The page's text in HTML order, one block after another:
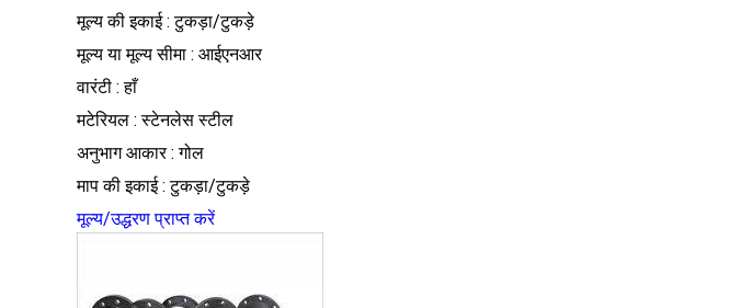
मूल्य की इकाई : टुकड़ा/टुकड़े
मूल्य या मूल्य सीमा : आईएनआर
वारंटी : हाँ
मटेरियल : स्टेनलेस स्टील
अनुभाग आकार : गोल
माप की इकाई : टुकड़ा/टुकड़े
मूल्य/उद्धरण प्राप्त करें